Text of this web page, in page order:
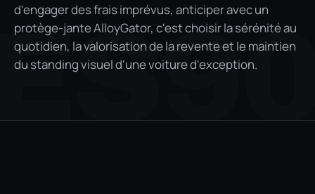
d'engager des frais imprévus, anticiper avec un
protège-jante AlloyGator, c'est choisir la sérénité au
quotidien, la valorisation de la revente et le maintien
du standing visuel d'une voiture d'exception.